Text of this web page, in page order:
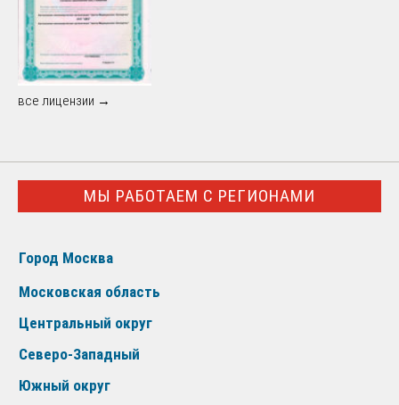
все лицензии →
МЫ РАБОТАЕМ С РЕГИОНАМИ
Город Москва
Московская область
Центральный округ
Северо-Западный
Южный округ